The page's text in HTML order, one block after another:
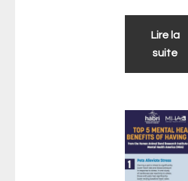
Lire la
suite